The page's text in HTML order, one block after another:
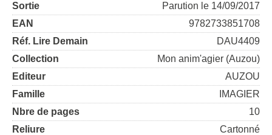
Sortie
Parution le 14/09/2017
EAN
9782733851708
Réf. Lire Demain
DAU4409
Collection
Mon anim'agier (Auzou)
Editeur
AUZOU
Famille
IMAGIER
Nbre de pages
10
Reliure
Cartonné